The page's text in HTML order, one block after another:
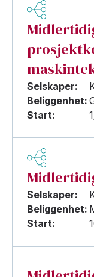
Selskaper:
Beliggenhet:
Start:
Selskaper:
Beliggenhet:
Start: